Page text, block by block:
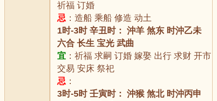
祈福 订婚
忌 ：造船 乘船 修造 动土
1时-3时 辛丑时： 沖羊 煞东 时沖乙未
六合 长生 宝光 武曲
宜 ：祈福 求嗣 订婚 嫁娶 出行 求财 开市
交易 安床 祭祀
忌 ：
3时-5时 壬寅时： 沖猴 煞北 时沖丙申